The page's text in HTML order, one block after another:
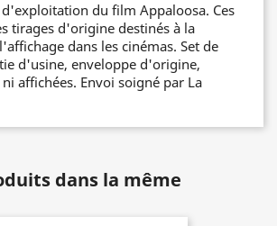
d'exploitation du film Appaloosa. Ces
tirages d'origine destinés à la
dans les cinémas. Set de
d'usine, enveloppe d'origine,
affichées. Envoi soigné par La
dans la même